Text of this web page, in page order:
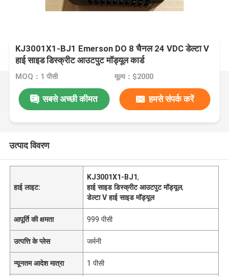
KJ3001X1-BJ1 Emerson DO 8 चैनल 24 VDC डेल्टा V
हाई साइड डिस्क्रीट आउटपुट मॉड्यूल कार्ड
MOQ：1 पीसी मूल्य：$2000
सबसे अच्छी कीमत हमसे संपर्क करें
उत्पाद विवरण
हाई लाइट:
KJ3001X1-BJ1,
हाई साइड डिस्क्रीट आउटपुट मॉड्यूल,
डेल्टा V हाई साइड मॉड्यूल
आपूर्ति की क्षमता 999 पीसी
उत्पत्ति के प्लेस जर्मनी
न्यूनतम आदेश मात्रा 1 पीसी